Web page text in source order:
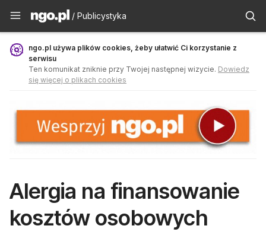
Publicystyka - ngo.pl
/ Publicystyka
ngo.pl używa plików cookies, żeby ułatwić Ci korzystanie z
serwisu
Ten komunikat zniknie przy Twojej następnej wizycie. Dowiedz
się więcej o plikach cookies
Alergia na finansowanie
kosztów osobowych